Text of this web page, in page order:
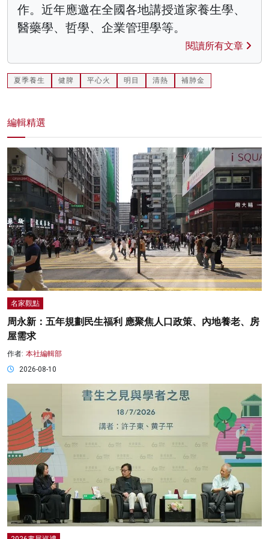
作。近年應邀在全國各地講授道家養生學、
醫藥學、哲學、企業管理學等。
閱讀所有文章
夏季養生 健脾 平心火 明目 清熱 補肺金
編輯精選
名家觀點
周永新：五年規劃民生福利 應聚焦人口政策、內地養老、房
屋需求
作者: 本社編輯部
2026-08-10